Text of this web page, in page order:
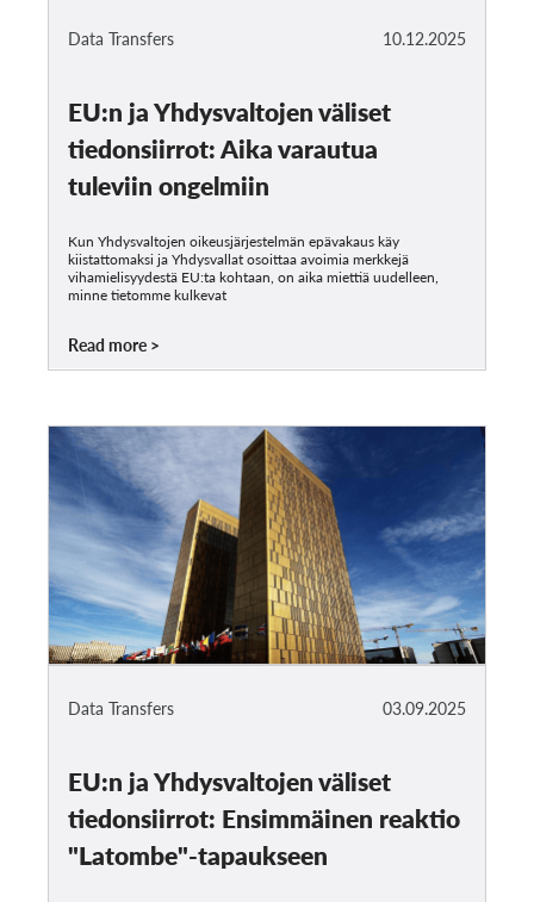
10.12.2025
Data Transfers
EU:n ja Yhdysvaltojen väliset
tiedonsiirrot: Aika varautua
tuleviin ongelmiin
Kun Yhdysvaltojen oikeusjärjestelmän epävakaus käy
kiistattomaksi ja Yhdysvallat osoittaa avoimia merkkejä
vihamielisyydestä EU:ta kohtaan, on aika miettiä uudelleen,
minne tietomme kulkevat
Read more
03.09.2025
Data Transfers
EU:n ja Yhdysvaltojen väliset
tiedonsiirrot: Ensimmäinen reaktio
"Latombe"-tapaukseen